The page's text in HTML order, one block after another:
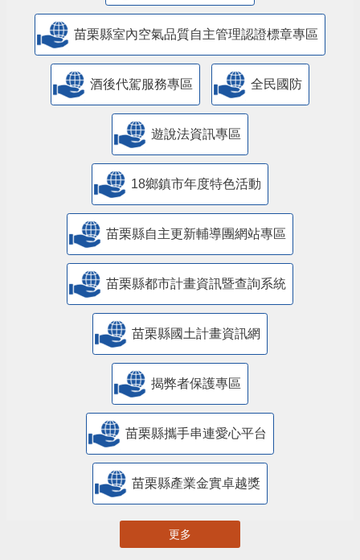
苗栗縣室內空氣品質自主管理認證標章專區
酒後代駕服務專區 全民國防
遊說法資訊專區
18鄉鎮市年度特色活動
苗栗縣自主更新輔導團網站專區
苗栗縣都市計畫資訊暨查詢系統
苗栗縣國土計畫資訊網
揭弊者保護專區
苗栗縣攜手串連愛心平台
苗栗縣產業金實卓越獎
更多